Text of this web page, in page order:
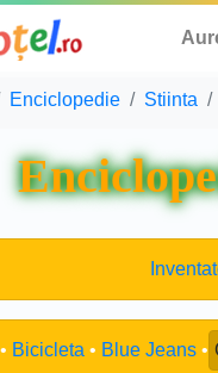
Enciclopedie Stiinta
Bicicleta Blue Jeans